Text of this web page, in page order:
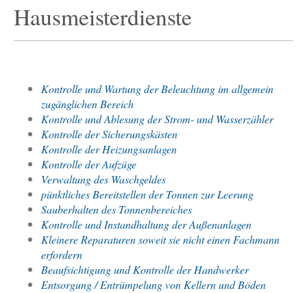
Hausmeisterdienste
Kontrolle und Wartung der Beleuchtung im allgemein
zugänglichen Bereich
Kontrolle und Ablesung der Strom- und Wasserzähler
Kontrolle der Sicherungskästen
Kontrolle der Heizungsanlagen
Kontrolle der Aufzüge
Verwaltung des Waschgeldes
pünktliches Bereitstellen der Tonnen zur Leerung
Sauberhalten des Tonnenbereiches
Kontrolle und Instandhaltung der Außenanlagen
Kleinere Reparaturen soweit sie nicht einen Fachmann
erfordern
Beaufsichtigung und Kontrolle der Handwerker
Entsorgung / Entrümpelung von Kellern und Böden